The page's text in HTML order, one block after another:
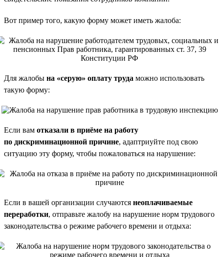
Вот пример того, какую форму может иметь жалоба:
Для жалобы на «серую» оплату труда можно использовать
такую форму:
Если вам отказали в приёме на работу
по дискриминационной причине, адаптриуйте под свою
ситуацию эту форму, чтобы пожаловаться на нарушение:
Если в вашей организации случаются неоплачиваемые
переработки, отправьте жалобу на нарушение норм трудового
законодательства о режиме рабочего времени и отдыха: